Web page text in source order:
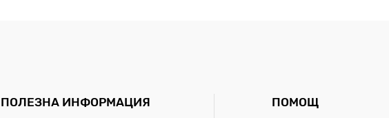
ПОЛЕЗНА ИНФОРМАЦИЯ ПОМОЩ